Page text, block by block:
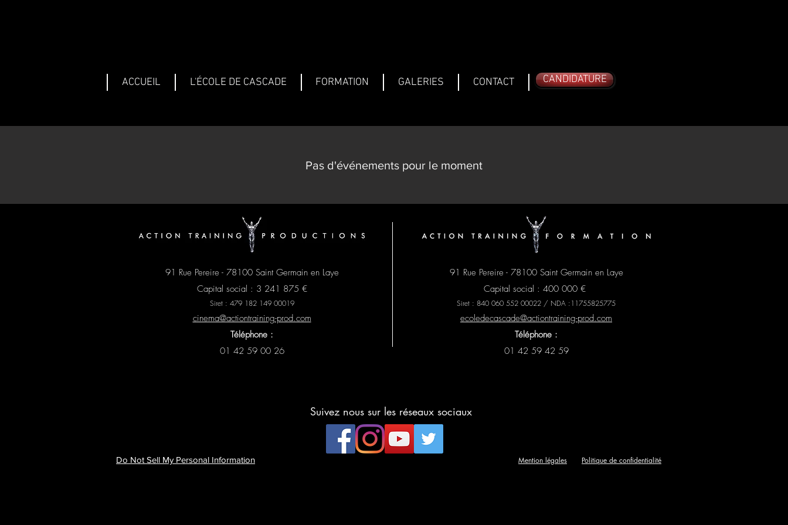
ACCUEIL L'ÉCOLE DE CASCADE FORMATION GALERIES CONTACT CANDIDATURE
Pas d'événements pour le moment
91 Rue Pereire - 78100 Saint Germain en Laye
Capital social : 3 241 875 €
Siret : 479 182 149 00019
cinema@actiontraining-prod.com
Téléphone :
01 42 59 00 26
91 Rue Pereire - 78100 Saint Germain en Laye
Capital social : 400 000 €
Siret : 840 060 552 00022 / NDA :11755825775
ecoledecascade@actiontraining-prod.com
Téléphone :
01 42 59 42 59
Suivez nous sur les réseaux sociaux
Do Not Sell My Personal Information Mention légales Politique de confidentialité